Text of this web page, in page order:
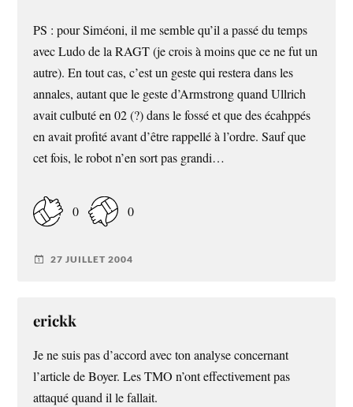
PS : pour Siméoni, il me semble qu’il a passé du temps
avec Ludo de la RAGT (je crois à moins que ce ne fut un
autre). En tout cas, c’est un geste qui restera dans les
annales, autant que le geste d’Armstrong quand Ullrich
avait culbuté en 02 (?) dans le fossé et que des écahppés
en avait profité avant d’être rappellé à l’ordre. Sauf que
cet fois, le robot n’en sort pas grandi…
0 0
27 JUILLET 2004
erickk
Je ne suis pas d’accord avec ton analyse concernant
l’article de Boyer. Les TMO n’ont effectivement pas
attaqué quand il le fallait.